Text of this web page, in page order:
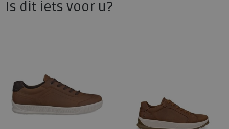
Is dit iets voor u?